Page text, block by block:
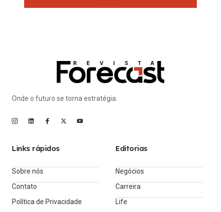
Onde o futuro se torna estratégia.
Links rápidos
Sobre nós
Contato
Política de Privacidade
Editorias
Negócios
Carreira
Life